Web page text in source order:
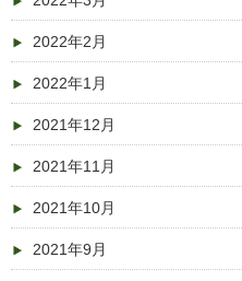
2022年2月
2022年1月
2021年12月
2021年11月
2021年10月
2021年9月